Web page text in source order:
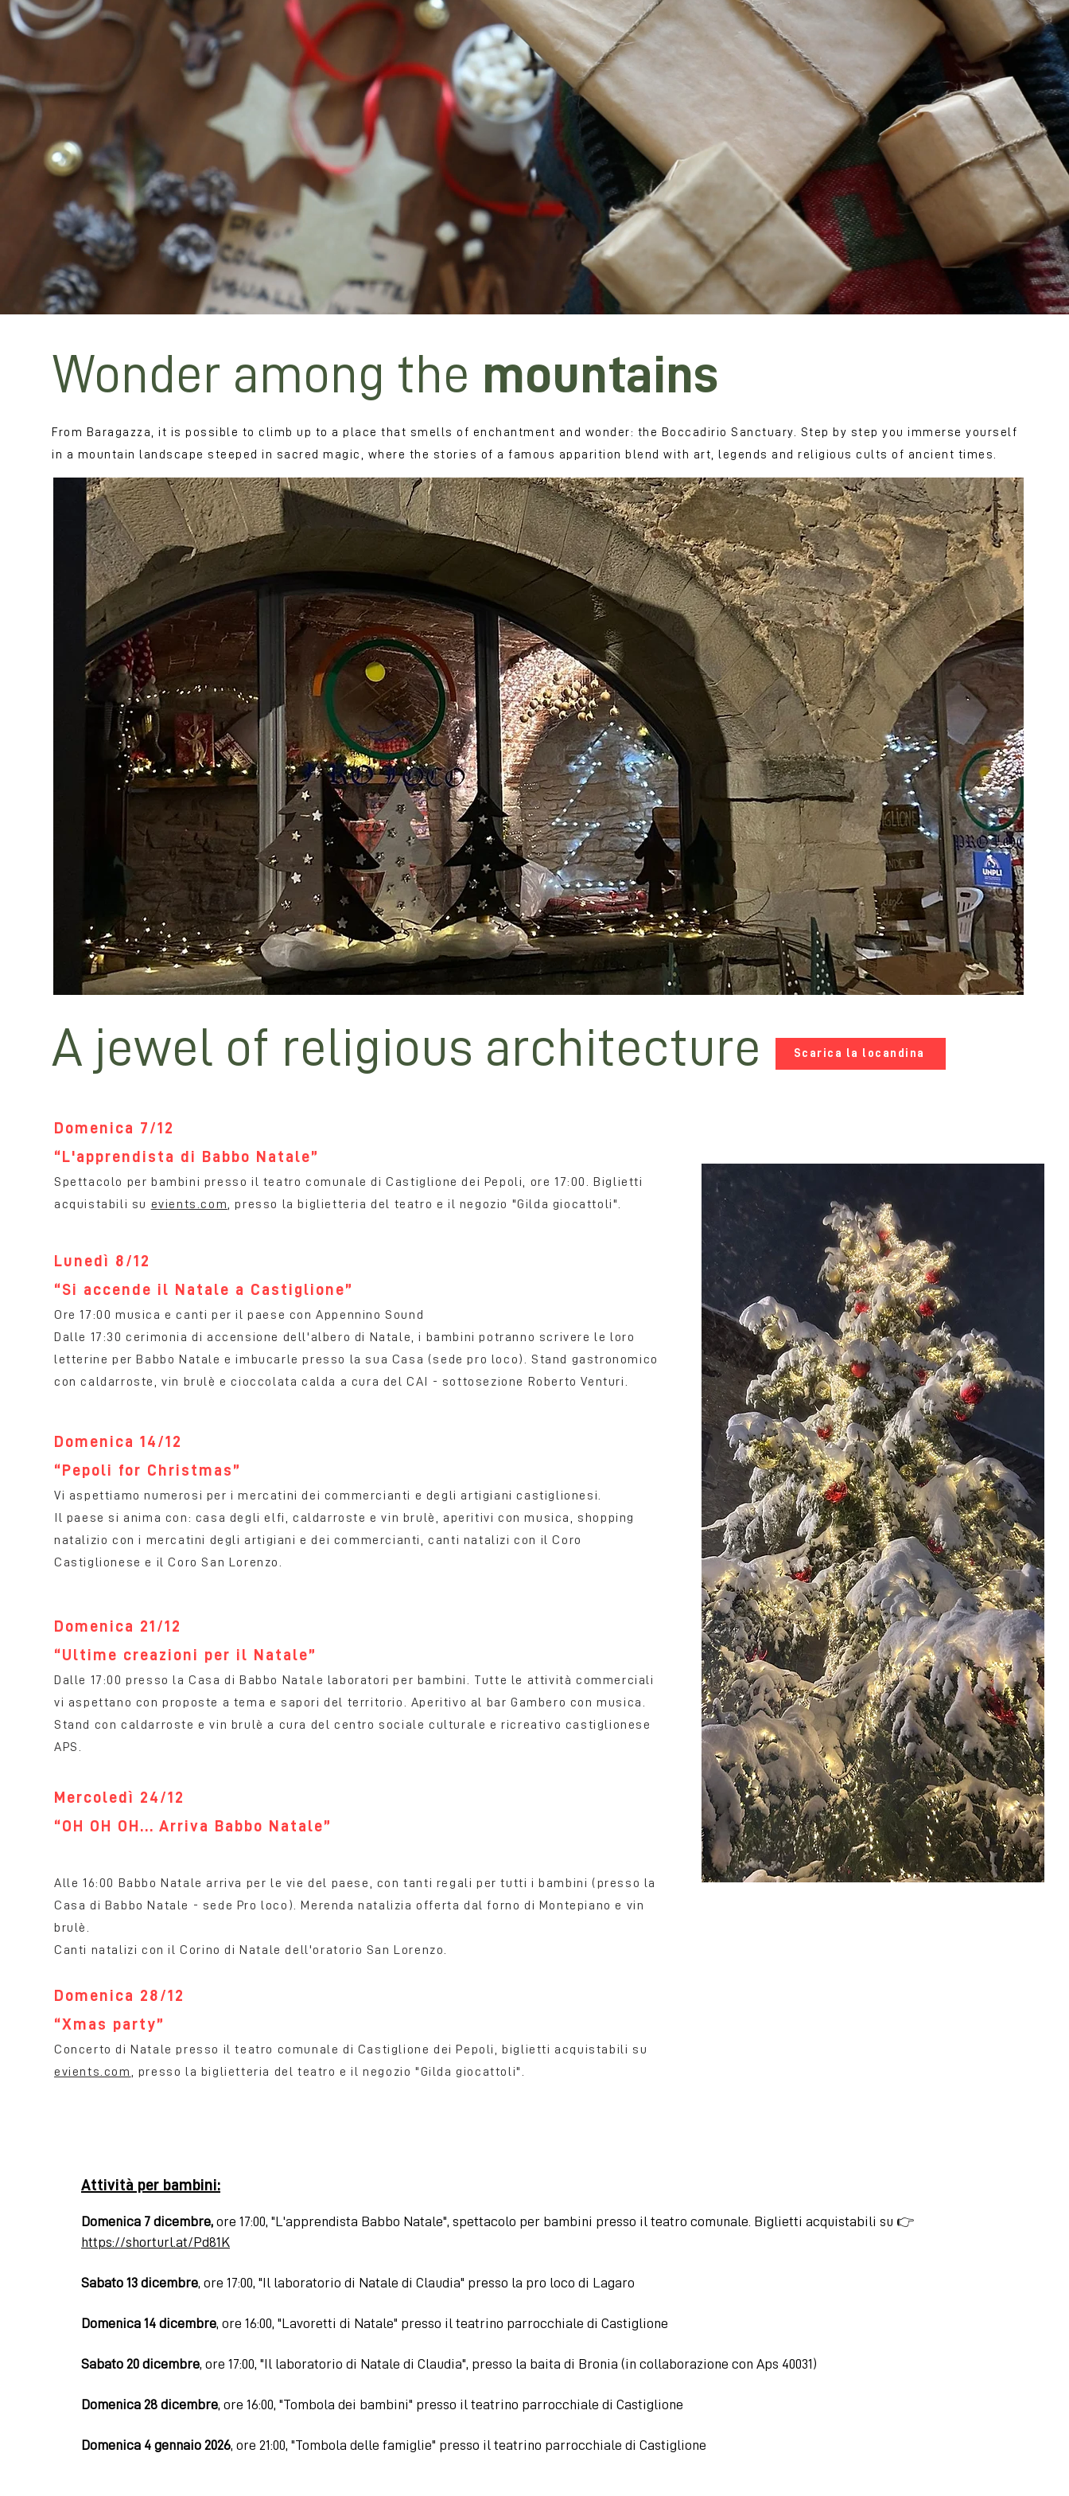
Wonder among the mountains
From Baragazza, it is possible to climb up to a place that smells of enchantment and wonder: the Boccadirio Sanctuary. Step by step you immerse yourself
in a mountain landscape steeped in sacred magic, where the stories of a famous apparition blend with art, legends and religious cults of ancient times.
A jewel of religious architecture Scarica la locandina
Domenica 7/12
“L'apprendista di Babbo Natale”
Spettacolo per bambini presso il teatro comunale di Castiglione dei Pepoli, ore 17:00. Biglietti
acquistabili su evients.com , presso la biglietteria del teatro e il negozio "Gilda giocattoli".
Lunedì 8/12
“Si accende il Natale a Castiglione”
Ore 17:00 musica e canti per il paese con Appennino Sound
Dalle 17:30 cerimonia di accensione dell'albero di Natale, i bambini potranno scrivere le loro
letterine per Babbo Natale e imbucarle presso la sua Casa (sede pro loco). Stand gastronomico
con caldarroste, vin brulè e cioccolata calda a cura del CAI - sottosezione Roberto Venturi.
Domenica 14/12
“Pepoli for Christmas”
Vi aspettiamo numerosi per i mercatini dei commercianti e degli artigiani castiglionesi.
Il paese si anima con: casa degli elfi, caldarroste e vin brulè, aperitivi con musica, shopping
natalizio con i mercatini degli artigiani e dei commercianti, canti natalizi con il Coro
Castiglionese e il Coro San Lorenzo.
Domenica 21/12
“Ultime creazioni per il Natale”
Dalle 17:00 presso la Casa di Babbo Natale laboratori per bambini. Tutte le attività commerciali
vi aspettano con proposte a tema e sapori del territorio. Aperitivo al bar Gambero con musica.
Stand con caldarroste e vin brulè a cura del centro sociale culturale e ricreativo castiglionese
APS.
Mercoledì 24/12
“OH OH OH... Arriva Babbo Natale”
Alle 16:00 Babbo Natale arriva per le vie del paese, con tanti regali per tutti i bambini (presso la
Casa di Babbo Natale - sede Pro loco). Merenda natalizia offerta dal forno di Montepiano e vin
brulè.
Canti natalizi con il Corino di Natale dell'oratorio San Lorenzo.
Domenica 28/12
“Xmas party”
Concerto di Natale presso il teatro comunale di Castiglione dei Pepoli, biglietti acquistabili su
evients.com
, presso la biglietteria del teatro e il negozio "Gilda giocattoli".
Attività per bambini:
Domenica 7 dicembre, ore 17:00, "L'apprendista Babbo Natale", spettacolo per bambini presso il teatro comunale. Biglietti acquistabili su 👉
https://shorturl.at/Pd81K
Sabato 13 dicembre, ore 17:00, "Il laboratorio di Natale di Claudia" presso la pro loco di Lagaro
Domenica 14 dicembre, ore 16:00, "Lavoretti di Natale" presso il teatrino parrocchiale di Castiglione
Sabato 20 dicembre, ore 17:00, "Il laboratorio di Natale di Claudia", presso la baita di Bronia (in collaborazione con Aps 40031)
Domenica 28 dicembre, ore 16:00, "Tombola dei bambini" presso il teatrino parrocchiale di Castiglione
Domenica 4 gennaio 2026, ore 21:00, "Tombola delle famiglie" presso il teatrino parrocchiale di Castiglione